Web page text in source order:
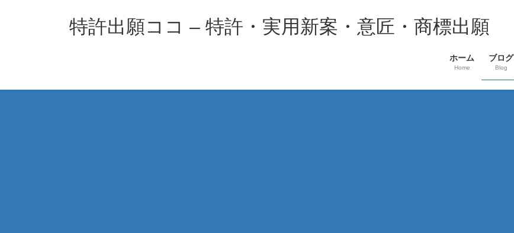
ス
ン
特許出願ココ – 特許・実用新案・意匠・商標出願
ホーム
Home
ブログ
Blog